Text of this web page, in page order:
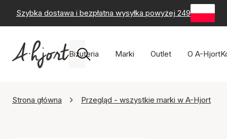
Szybka dostawa i bezpłatna wysyłka powyżej 249 zł -
Biżuteria Marki Outlet O A-Hjort
Strona główna Przegląd - wszystkie marki w A-Hjort